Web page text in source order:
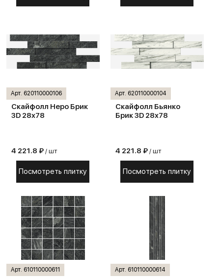
Арт. 620110000106
Скайфолл Неро Брик
3D 28х78
4 221.8 ₽ / шт
Посмотреть плитку
Арт. 620110000104
Скайфолл Бьянко
Брик 3D 28х78
4 221.8 ₽ / шт
Посмотреть плитку
Арт. 610110000611 Арт. 610110000614